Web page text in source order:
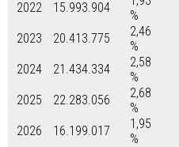
2022
15.993.904
%
2023
20.413.775
2,46
%
2024
21.434.334
2,58
%
2025
22.283.056
2,68
%
2026
16.199.017
1,95
%